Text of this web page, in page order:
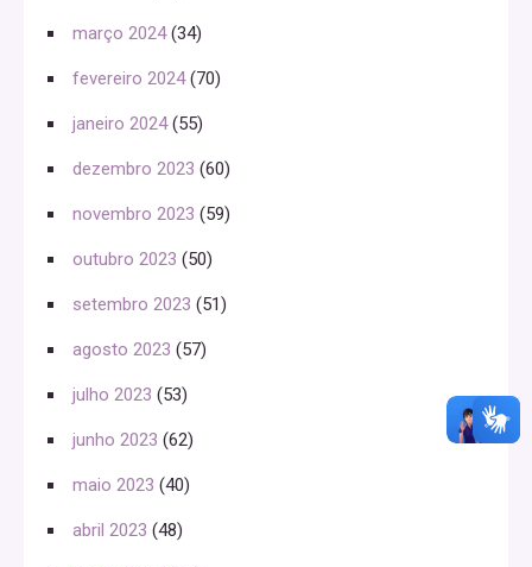
março 2024(34)
fevereiro 2024(70)
janeiro 2024(55)
dezembro 2023 (60)
novembro 2023 (59)
outubro 2023 (50)
setembro 2023 (51)
agosto 2023 (57)
julho 2023 (53)
junho 2023 (62)
maio 2023 (40)
abril 2023 (48)